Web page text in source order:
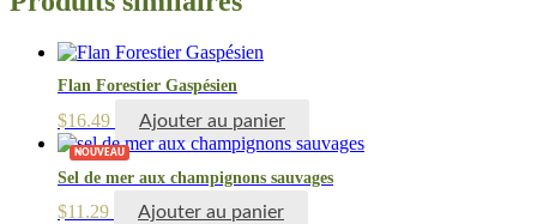
Flan Forestier Gaspésien
$16.49 Ajouter au panier
NOUVEAU
Sel de mer aux champignons sauvages
$11.29 Ajouter au panier